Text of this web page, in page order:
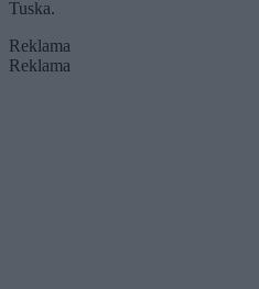
Tuska.
Reklama
Reklama